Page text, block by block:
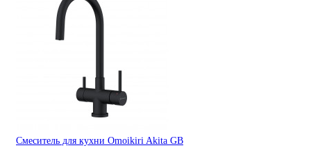
Смеситель для кухни Omoikiri Akita GB